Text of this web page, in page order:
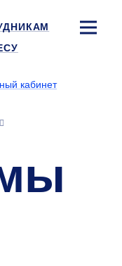
кабинет